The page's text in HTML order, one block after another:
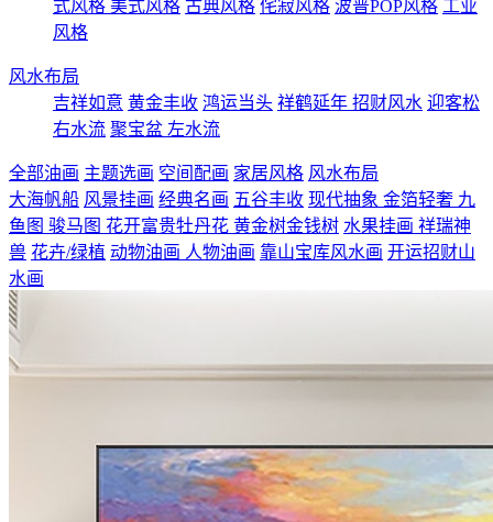
式风格 美式风格 古典风格 侘寂风格 波普POP风格 工业
风格
风水布局
吉祥如意 黄金丰收 鸿运当头 祥鹤延年 招财风水 迎客松
右水流 聚宝盆 左水流
全部油画 主题选画 空间配画 家居风格 风水布局
大海帆船 风景挂画 经典名画 五谷丰收 现代抽象 金箔轻奢 九
鱼图 骏马图 花开富贵牡丹花 黄金树金钱树 水果挂画 祥瑞神
兽 花卉/绿植 动物油画 人物油画 靠山宝库风水画 开运招财山
水画